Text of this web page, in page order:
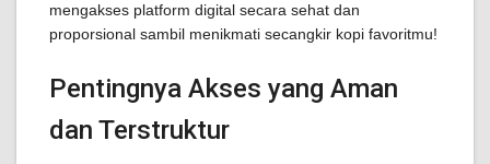
mengakses platform digital secara sehat dan
proporsional sambil menikmati secangkir kopi favoritmu!
Pentingnya Akses yang Aman
dan Terstruktur